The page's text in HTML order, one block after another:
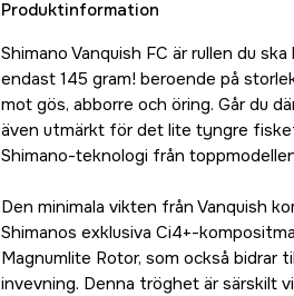
5 199 kr
C3000 XG
5 199 kr
Produktinformation
Shimano Vanquish FC är rullen du
endast 145 gram! beroende på
mot gös, abborre och öring. Går du
även utmärkt för det lite tyngre
Shimano-teknologi från
Den minimala vikten från Vanquish
Shimanos exklusiva Ci4+-
Magnumlite Rotor, som också
invevning. Denna tröghet är särskilt